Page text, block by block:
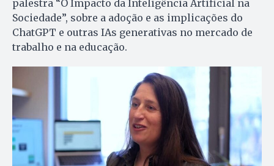
palestra “O Impacto da Inteligência Artificial na
Sociedade”, sobre a adoção e as implicações do
ChatGPT e outras IAs generativas no mercado de
trabalho e na educação.